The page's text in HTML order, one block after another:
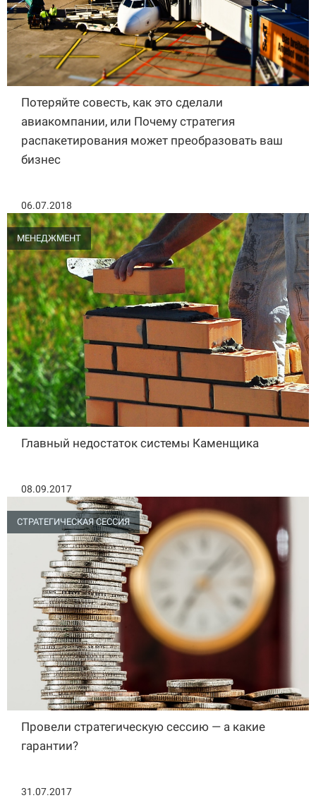
Потеряйте совесть, как это сделали
авиакомпании, или Почему стратегия
распакетирования может преобразовать ваш
бизнес
06.07.2018
МЕНЕДЖМЕНТ
Главный недостаток системы Каменщика
08.09.2017
СТРАТЕГИЧЕСКАЯ СЕССИЯ
Провели стратегическую сессию — а какие
гарантии?
31.07.2017